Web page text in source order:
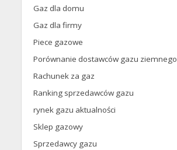
Gaz dla domu
Gaz dla firmy
Piece gazowe
Porównanie dostawców gazu ziemnego
Rachunek za gaz
Ranking sprzedawców gazu
rynek gazu aktualności
Sklep gazowy
Sprzedawcy gazu